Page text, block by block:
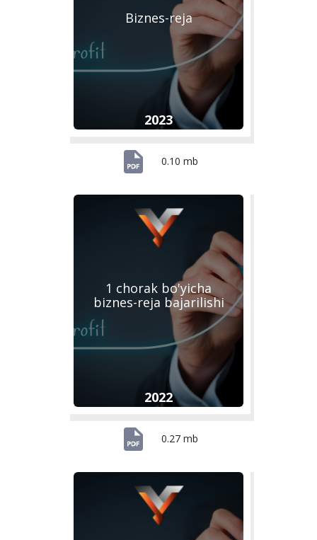
Biznes-reja
2023
0.10 mb
1 chorak bo'yicha
biznes-reja bajarilishi
2022
0.27 mb